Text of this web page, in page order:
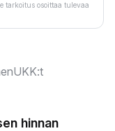
tarkoitus osoittaa tulevaa
UKK:t
hinnan